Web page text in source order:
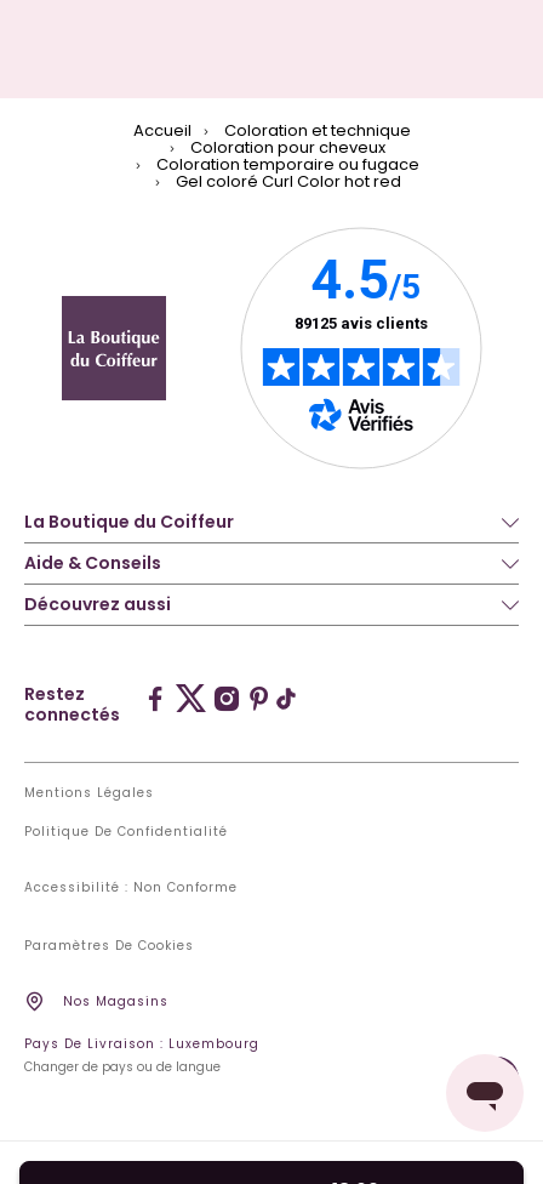
Accueil Coloration et technique
Coloration pour cheveux
Coloration temporaire ou fugace
Gel coloré Curl Color hot red
La Boutique du Coiffeur
Aide & Conseils
Découvrez aussi
Restez
connectés
Mentions Légales
Politique De Confidentialité
Accessibilité : Non Conforme
Paramètres De Cookies
Nos Magasins
Pays De Livraison : Luxembourg
Changer de pays ou de langue